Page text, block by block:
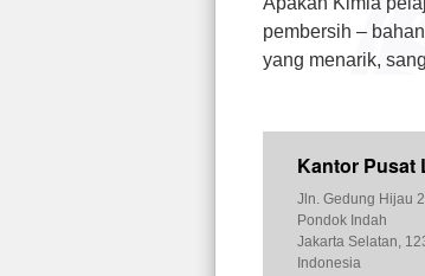
pembersih –
yang menarik,
Kantor Pusat
Jln. Gedung Hijau
Pondok Indah
Jakarta Selatan,
Indonesia